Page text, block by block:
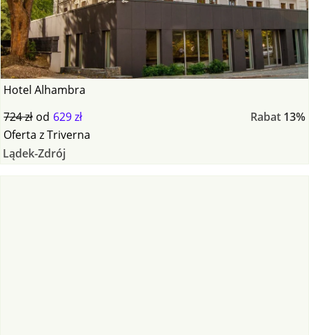
Hotel Alhambra
724 zł od 629 zł Rabat 13%
Oferta zTriverna
Lądek-Zdrój